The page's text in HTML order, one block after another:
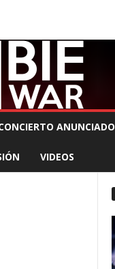
ANUNCIADO
VIDEOS